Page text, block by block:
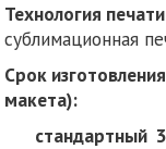
Технология
сублимационная
Срок
макета):
стандартный